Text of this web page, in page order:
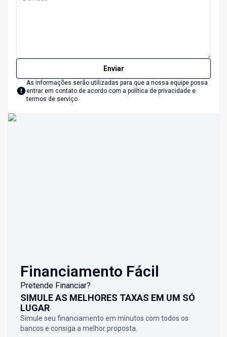
Enviar
As informações serão utilizadas para que a nossa equipe possa
entrar em contato de acordo com a política de privacidade e
termos de serviço
Financiamento Fácil
Pretende Financiar?
SIMULE AS MELHORES TAXAS EM UM SÓ
LUGAR
Simule seu financiamento em minutos com todos os
bancos e consiga a melhor proposta.